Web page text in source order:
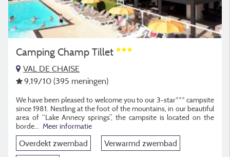
Camping Champ Tillet
VAL DE CHAISE
9,19/10 (395 meningen)
We have been pleased to welcome you to our 3-star*** campsite
since 1981. Nestling at the foot of the mountains, in our beautiful
area of “Lake Annecy springs”, the campsite is located on the
borde
Meer informatie
Overdekt zwembad
Verwarmd zwembad